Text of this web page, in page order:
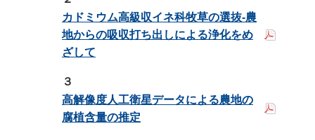
カドミウム高級収イネ科牧草の選抜‐農
地からの吸収打ち出しによる浄化をめ
ざして
３
高解像度人工衛星データによる農地の
腐植含量の推定